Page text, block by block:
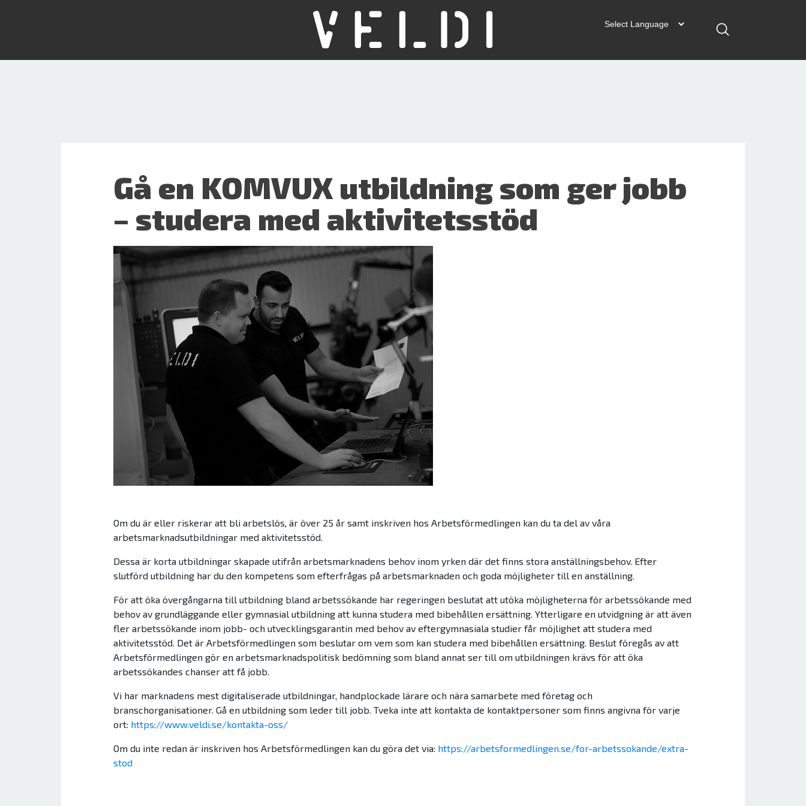
Gå en KOMVUX utbildning som ger jobb
– studera med aktivitetsstöd
Om du är eller riskerar att bli arbetslös, är över 25 år samt inskriven hos Arbetsförmedlingen kan du ta del av våra
arbetsmarknadsutbildningar med aktivitetsstöd.
Dessa är korta utbildningar skapade utifrån arbetsmarknadens behov inom yrken där det finns stora anställningsbehov. Efter
slutförd utbildning har du den kompetens som efterfrågas på arbetsmarknaden och goda möjligheter till en anställning.
För att öka övergångarna till utbildning bland arbetssökande har regeringen beslutat att utöka möjligheterna för arbetssökande med
behov av grundläggande eller gymnasial utbildning att kunna studera med bibehållen ersättning. Ytterligare en utvidgning är att även
fler arbetssökande inom jobb- och utvecklingsgarantin med behov av eftergymnasiala studier får möjlighet att studera med
aktivitetsstöd. Det är Arbetsförmedlingen som beslutar om vem som kan studera med bibehållen ersättning. Beslut föregås av att
Arbetsförmedlingen gör en arbetsmarknadspolitisk bedömning som bland annat ser till om utbildningen krävs för att öka
arbetssökandes chanser att få jobb.
Vi har marknadens mest digitaliserade utbildningar, handplockade lärare och nära samarbete med företag och
branschorganisationer. Gå en utbildning som leder till jobb. Tveka inte att kontakta de kontaktpersoner som finns angivna för varje
ort: https://www.veldi.se/kontakta-oss/
Om du inte redan är inskriven hos Arbetsförmedlingen kan du göra det via: https://arbetsformedlingen.se/for-arbetssokande/extra-
stod